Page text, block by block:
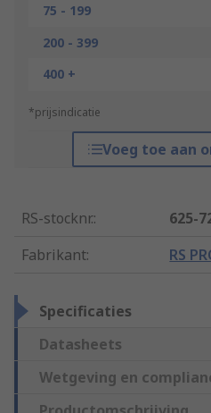
75 - 199
200 - 399
400 +
*prijsindicatie
Voeg toe aan
RS-stocknr.:
625-
Fabrikant: RS
Specificaties
Datasheets
Wetgeving en